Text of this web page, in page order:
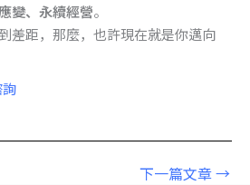
變、永續經營。
差距，那麼，也許現在就是你邁向
下一篇文章→